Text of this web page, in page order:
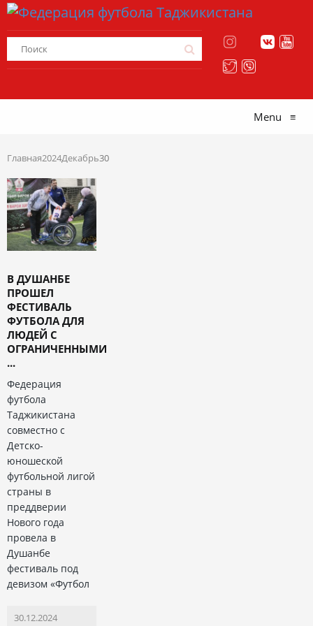
Menu ≡
Главная2024Декабрь30
В ДУШАНБЕ
ПРОШЕЛ
ФЕСТИВАЛЬ
ФУТБОЛА ДЛЯ
ЛЮДЕЙ С
ОГРАНИЧЕННЫМИ
...
Федерация
футбола
Таджикистана
совместно с
Детско-
юношеской
футбольной лигой
страны в
преддверии
Нового года
провела в
Душанбе
фестиваль под
девизом «Футбол
30.12.2024